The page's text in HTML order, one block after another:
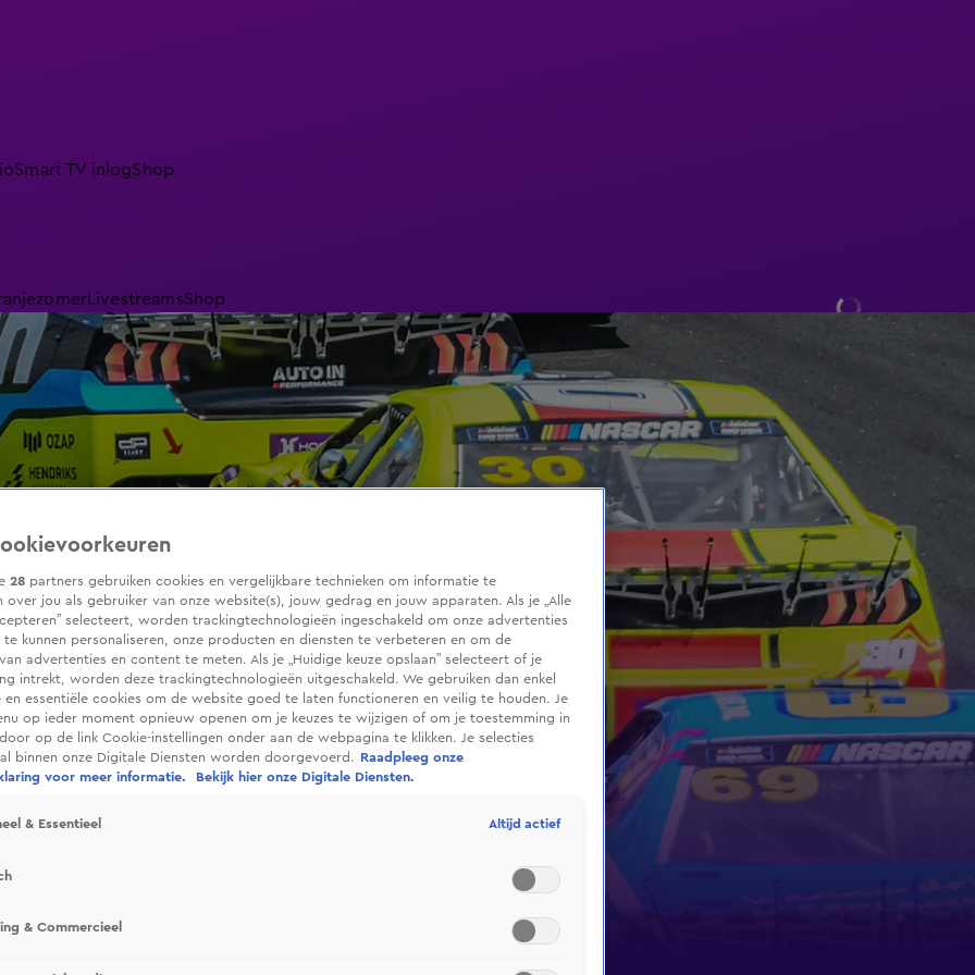
Smart TV inlogShop
LivestreamsShop
Series. Kijk live hoe Europese
iconische circuits.
28 partners gebruiken cookies en vergelijkbare technieken om informatie te
over jou als gebruiker van onze website(s), jouw gedrag en jouw apparaten. Als je „Alle
selecteert, worden trackingtechnologieën ingeschakeld om onze advertenties
kunnen personaliseren, onze producten en diensten te verbeteren en om de
advertenties en content te meten. Als je „Huidige keuze opslaan” selecteert of je
intrekt, worden deze trackingtechnologieën uitgeschakeld. We gebruiken dan enkel
en essentiële cookies om de website goed te laten functioneren en veilig te houden. Je
op ieder moment opnieuw openen om je keuzes te wijzigen of om je toestemming in
op de link Cookie-instellingen onder aan de webpagina te klikken. Je selecties
binnen onze Digitale Diensten worden doorgevoerd.
Raadpleeg onze
voor meer informatie.
Bekijk hier onze Digitale Diensten.
& Essentieel Altijd actief
& Commercieel